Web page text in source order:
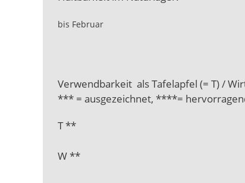
bis Februar
Verwendbarkeit als Tafelapfel (= T) /
*** = ausgezeichnet, ****=
T **
W **